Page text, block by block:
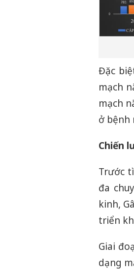
Đặc
mạch
mạch
ở bệnh
Chiến
Trước
đa
kinh,
triển
Giai
dạng